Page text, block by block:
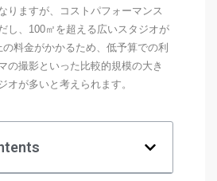
りますが、コストパフォーマンス
し、100㎡を超える広いスタジオが
料金がかかるため、低予算での利
の撮影といった比較的規模の大き
オが多いと考えられます。